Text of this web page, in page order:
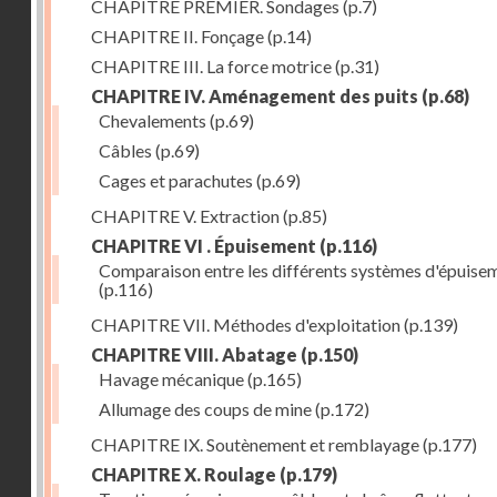
CHAPITRE PREMIER. Sondages (p.7)
CHAPITRE II. Fonçage(p.14)
CHAPITRE III. La force motrice(p.31)
CHAPITRE IV. Aménagement des puits (p.68)
Chevalements (p.69)
Câbles (p.69)
Cages et parachutes (p.69)
CHAPITRE V. Extraction(p.85)
CHAPITRE VI . Épuisement (p.116)
Comparaison entre les différents systèmes
(p.116)
CHAPITRE VII. Méthodes d'exploitation(p.139)
CHAPITRE VIII. Abatage (p.150)
Havage mécanique(p.165)
Allumage des coups de mine(p.172)
CHAPITRE IX. Soutènement et remblayage(p.177)
CHAPITRE X. Roulage (p.179)